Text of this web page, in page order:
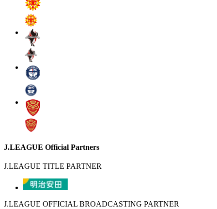
J.LEAGUE Official Partners
J.LEAGUE TITLE PARTNER
J.LEAGUE OFFICIAL BROADCASTING PARTNER